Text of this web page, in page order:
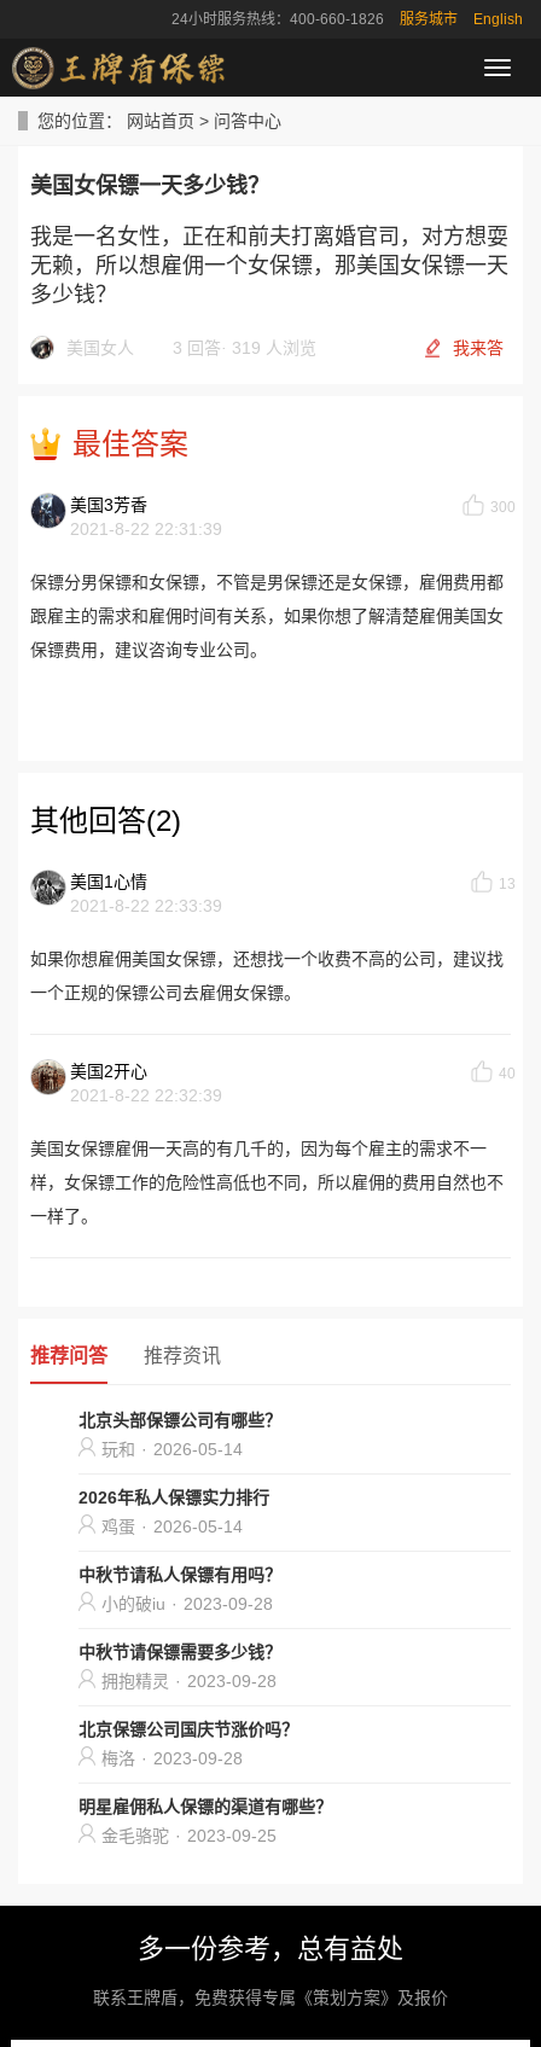
24小时服务热线：400-660-1826 服务城市 English
导
航
您的位置： 网站首页 > 问答中心
美国女保镖一天多少钱？
我是一名女性，正在和前夫打离婚官司，对方想耍
无赖，所以想雇佣一个女保镖，那美国女保镖一天
多少钱？
美国女人 3 回答· 319 人浏览 我来答
最佳答案
美国3芳香
2021-8-22 22:31:39
300
保镖分男保镖和女保镖，不管是男保镖还是女保镖，雇佣费用都
跟雇主的需求和雇佣时间有关系，如果你想了解清楚雇佣美国女
保镖费用，建议咨询专业公司。
其他回答(2)
美国1心情
2021-8-22 22:33:39
13
如果你想雇佣美国女保镖，还想找一个收费不高的公司，建议找
一个正规的保镖公司去雇佣女保镖。
美国2开心
2021-8-22 22:32:39
40
美国女保镖雇佣一天高的有几千的，因为每个雇主的需求不一
样，女保镖工作的危险性高低也不同，所以雇佣的费用自然也不
一样了。
推荐问答 推荐资讯
北京头部保镖公司有哪些？
玩和 · 2026-05-14
2026年私人保镖实力排行
鸡蛋 · 2026-05-14
中秋节请私人保镖有用吗？
小的破iu · 2023-09-28
中秋节请保镖需要多少钱？
拥抱精灵 · 2023-09-28
北京保镖公司国庆节涨价吗？
梅洛 · 2023-09-28
明星雇佣私人保镖的渠道有哪些？
金毛骆驼 · 2023-09-25
多一份参考，总有益处
联系王牌盾，免费获得专属《策划方案》及报价